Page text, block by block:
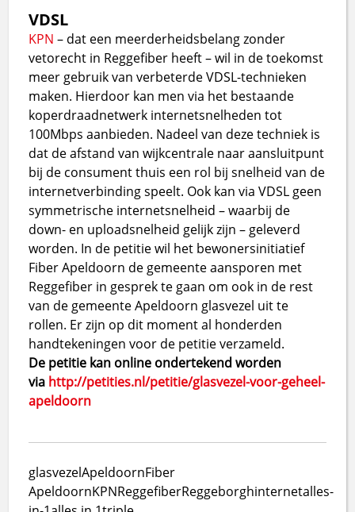
VDSL
KPN – dat een meerderheidsbelang zonder
vetorecht in Reggefiber heeft – wil in de toekomst
meer gebruik van verbeterde VDSL-technieken
maken. Hierdoor kan men via het bestaande
koperdraadnetwerk internetsnelheden tot
100Mbps aanbieden. Nadeel van deze techniek is
dat de afstand van wijkcentrale naar aansluitpunt
bij de consument thuis een rol bij snelheid van de
internetverbinding speelt. Ook kan via VDSL geen
symmetrische internetsnelheid – waarbij de
down- en uploadsnelheid gelijk zijn – geleverd
worden. In de petitie wil het bewonersinitiatief
Fiber Apeldoorn de gemeente aansporen met
Reggefiber in gesprek te gaan om ook in de rest
van de gemeente Apeldoorn glasvezel uit te
rollen. Er zijn op dit moment al honderden
handtekeningen voor de petitie verzameld.
De petitie kan online ondertekend worden
via http://petities.nl/petitie/glasvezel-voor-geheel-
apeldoorn
glasvezelApeldoornFiber
ApeldoornKPNReggefiberReggeborghinternetalles-